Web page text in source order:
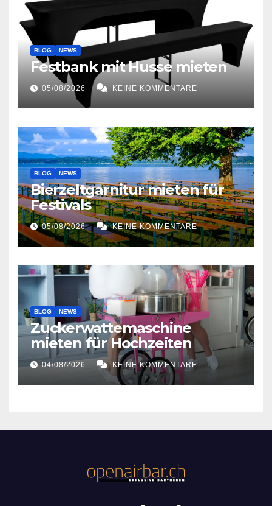
BLOG NEWS
Festbank mit Husse mieten
05/08/2026 KEINE KOMMENTARE
BLOG NEWS
Bierzeltgarnitur mieten für
Festivals
05/08/2026 KEINE KOMMENTARE
BLOG NEWS
Zuckerwattemaschine
mieten für Hochzeiten
04/08/2026 KEINE KOMMENTARE